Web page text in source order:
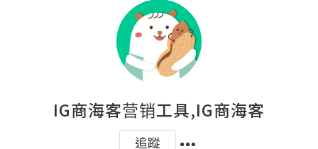
IG商海客营销工具,IG商海客
追蹤